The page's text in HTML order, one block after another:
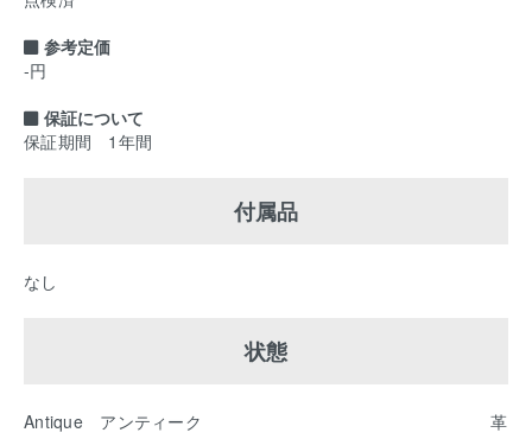
参考定価
-円
保証について
保証期間 1年間
付属品
なし
状態
Antique アンティーク 革